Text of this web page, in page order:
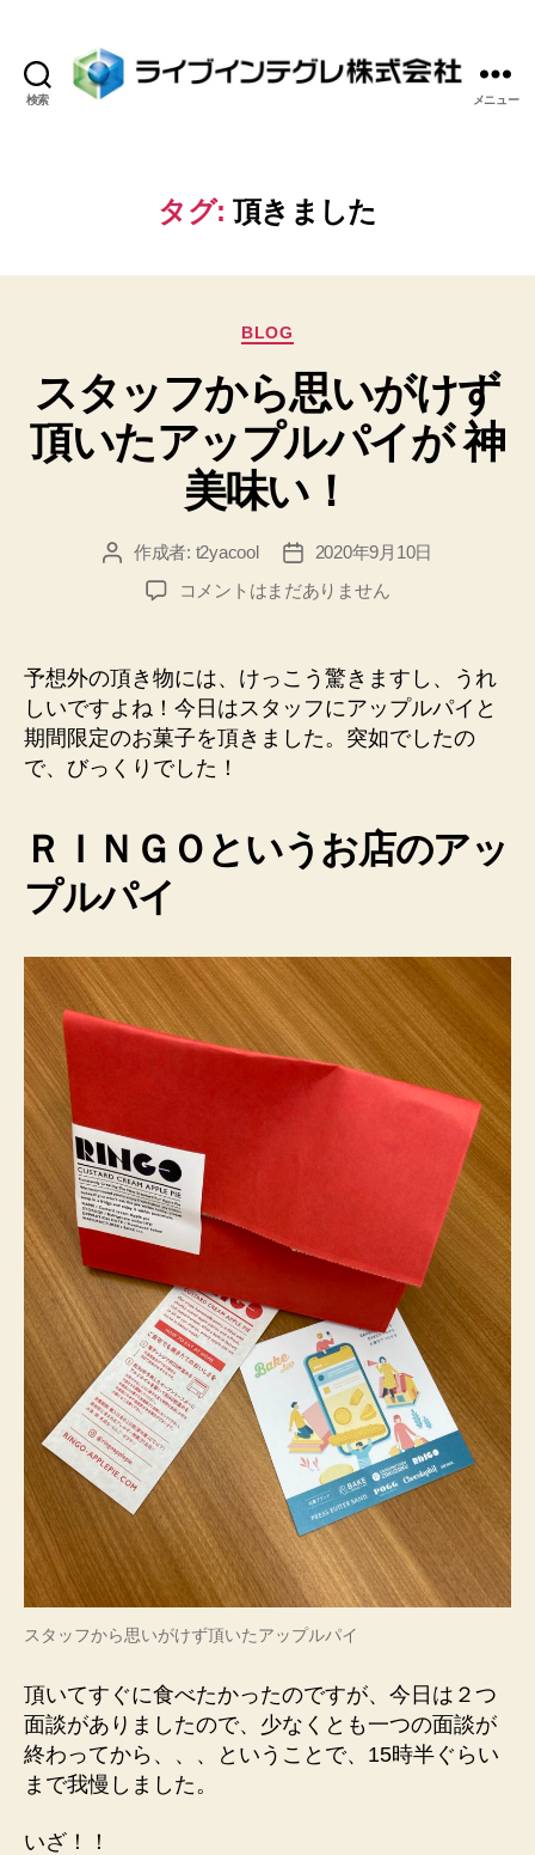
検索
イ
ン
グ
株
会
社
メニュー
タグ: 頂きました
カ
ゴ
リ
ー
BLOG
スタッフから思いがけず
頂いたアップルパイが 神
美味い！
投 作成者: t2yacool
投
稿
2020年9月10日
ス
フ
か
ら
思
い
ず
ア
ッ
プ
ル
神
美
味
い！
へ
コメントはまだありません
予想外の頂き物には、けっこう驚きますし、うれ
しいですよね！今日はスタッフにアップルパイと
期間限定のお菓子を頂きました。突如でしたの
で、びっくりでした！
ＲＩＮＧＯというお店のアッ
プルパイ
スタッフから思いがけず頂いたアップルパイ
頂いてすぐに食べたかったのですが、今日は２つ
面談がありましたので、少なくとも一つの面談が
終わってから、、、ということで、15時半ぐらい
まで我慢しました。
いざ！！